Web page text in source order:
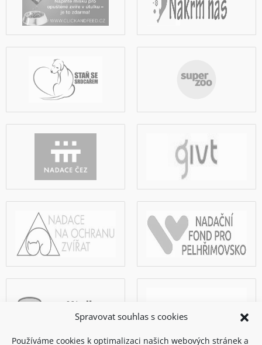
Spravovat souhlas s cookies
Používáme cookies k optimalizaci našich webových stránek a